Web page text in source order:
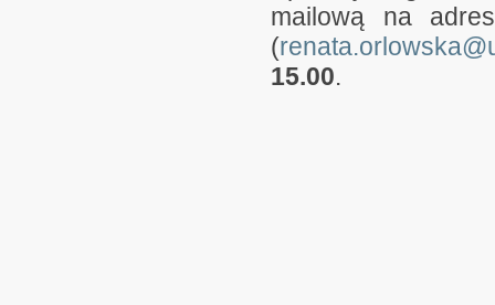
mailową na
(
15.00.